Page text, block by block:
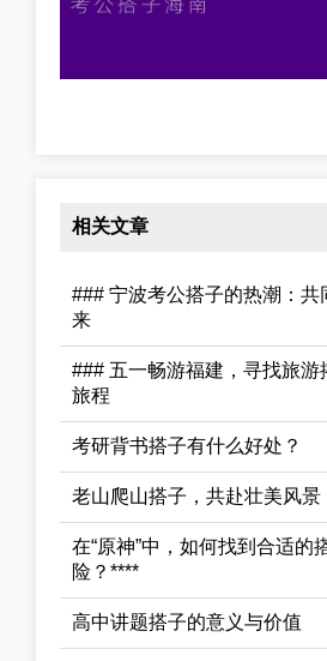
相关文章
### 宁波考公搭子的热潮：共
来
### 五一畅游福建，寻找旅游
旅程
考研背书搭子有什么好处？
老山爬山搭子，共赴壮美风景
在“原神”中，如何找到合适的
险？****
高中讲题搭子的意义与价值